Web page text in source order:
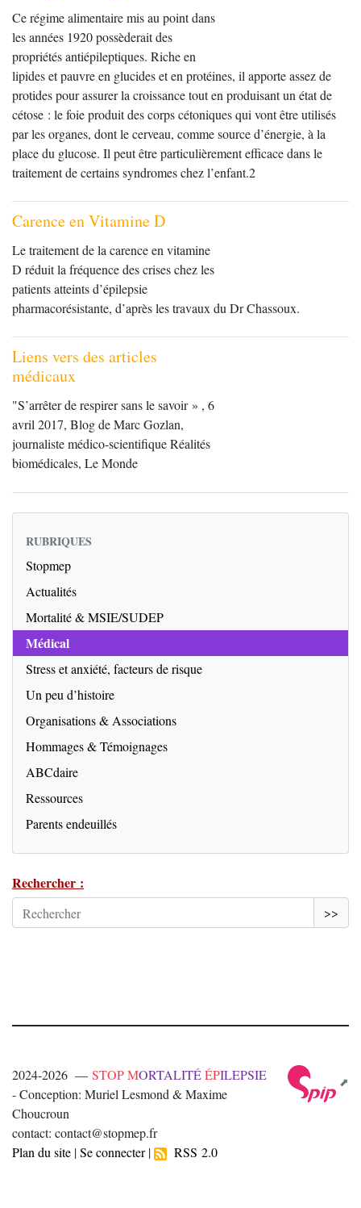
Ce régime alimentaire mis au point dans
les années 1920 possèderait des
propriétés antiépileptiques. Riche en
lipides et pauvre en glucides et en protéines, il apporte assez de
protides pour assurer la croissance tout en produisant un état de
cétose : le foie produit des corps cétoniques qui vont être utilisés
par les organes, dont le cerveau, comme source d’énergie, à la
place du glucose. Il peut être particulièrement efficace dans le
traitement de certains syndromes chez l’enfant.2
Carence en Vitamine D
Le traitement de la carence en vitamine
D réduit la fréquence des crises chez les
patients atteints d’épilepsie
pharmacorésistante, d’après les travaux du Dr Chassoux.
Liens vers des articles
médicaux
"S’arrêter de respirer sans le savoir » , 6
avril 2017, Blog de Marc Gozlan,
journaliste médico-scientifique Réalités
biomédicales, Le Monde
RUBRIQUES
Stopmep
Actualités
Mortalité & MSIE/SUDEP
Médical
Stress et anxiété, facteurs de risque
Un peu d’histoire
Organisations & Associations
Hommages & Témoignages
ABCdaire
Ressources
Parents endeuillés
Rechercher :
>>
2024-2026 — STOP MORTALITÉÉPILEPSIE
- Conception: Muriel Lesmond & Maxime
Choucroun
contact: contact@stopmep.fr
Plan du site |Se connecter| RSS 2.0